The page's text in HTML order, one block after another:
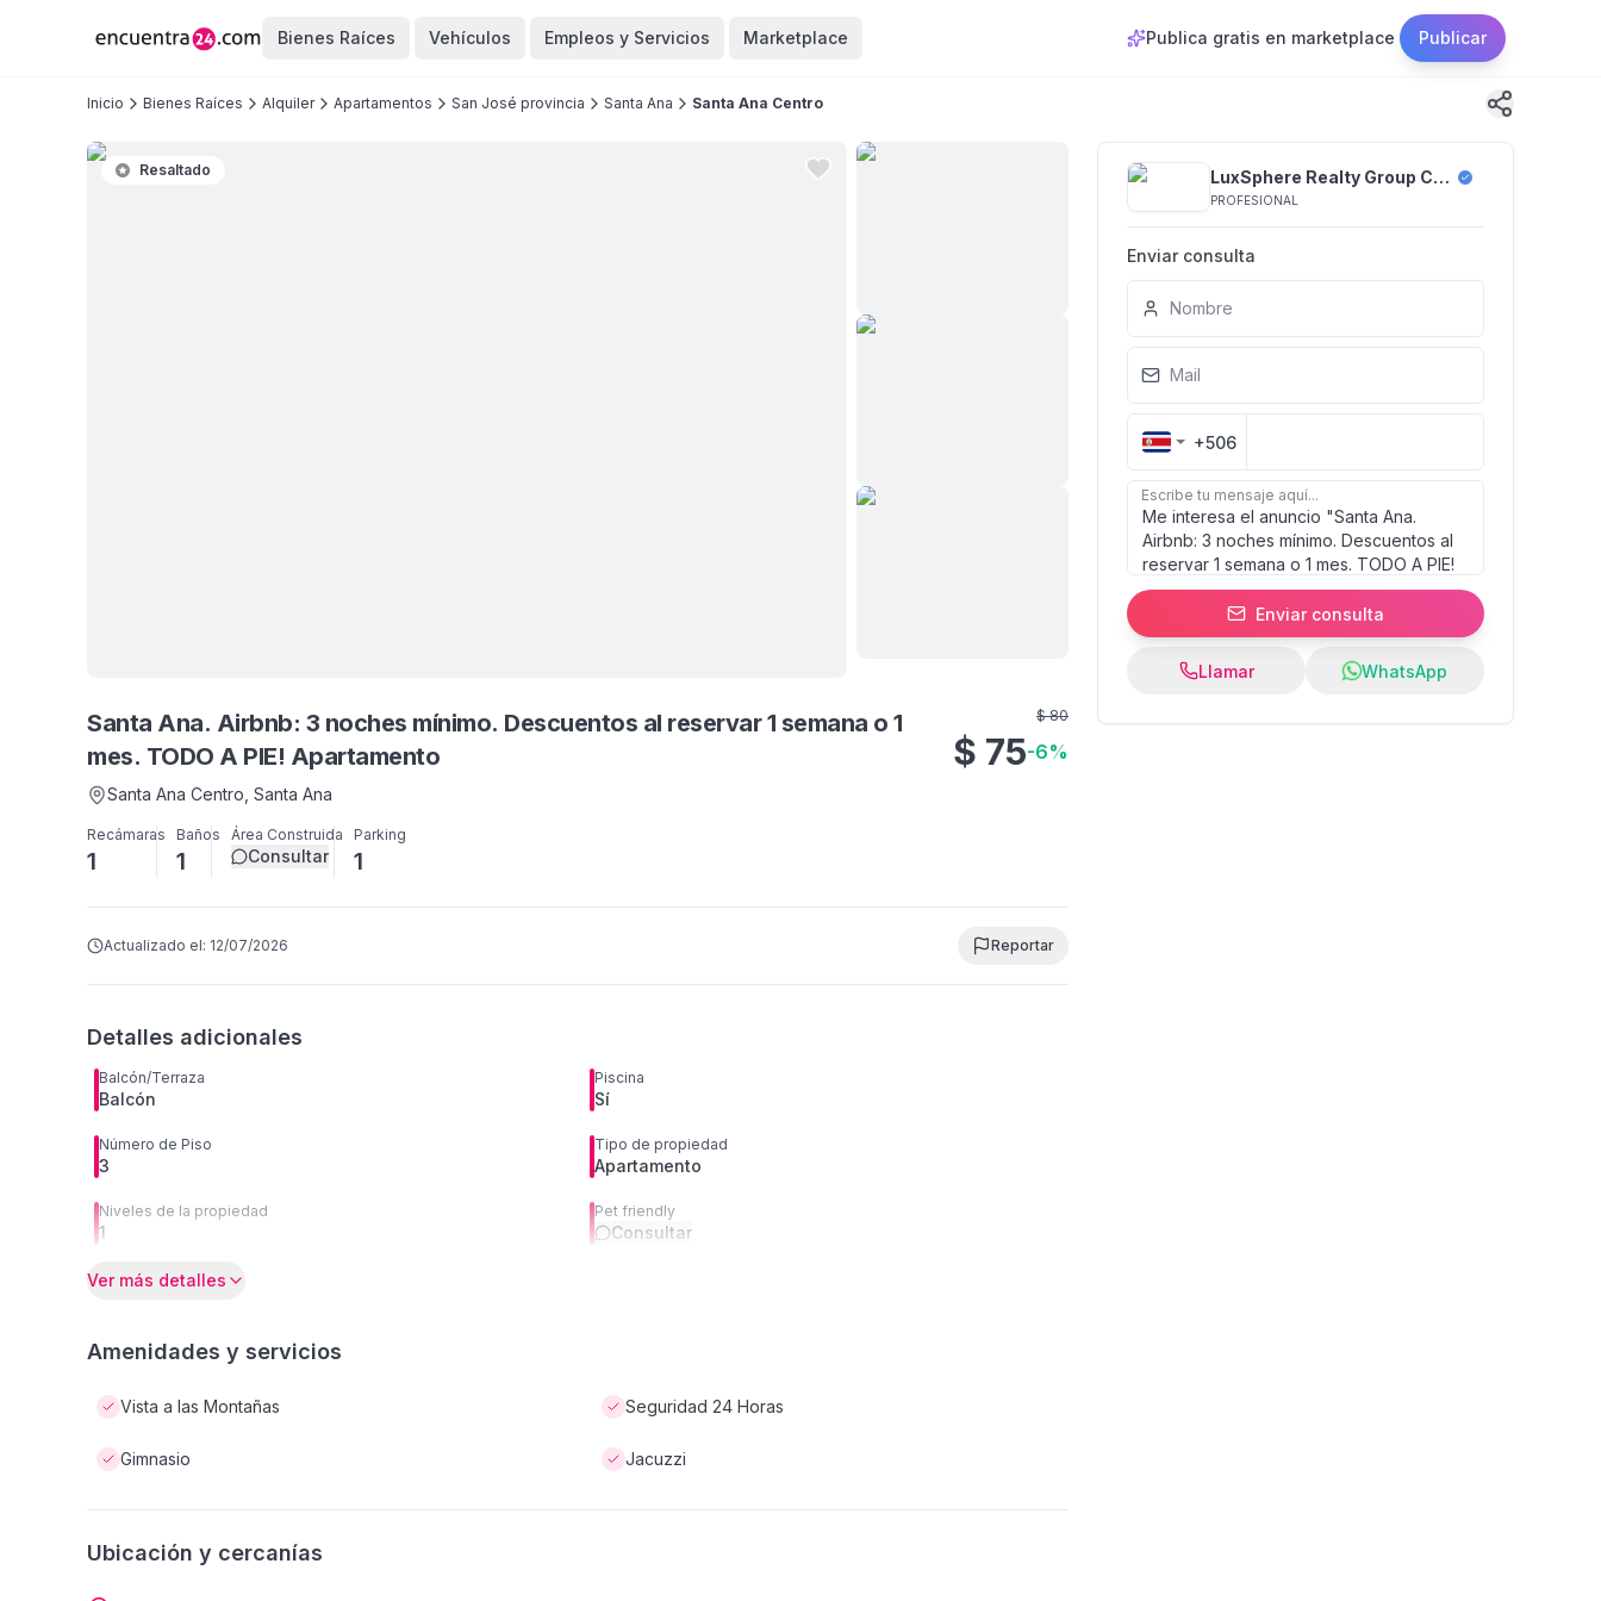
Bienes Raíces Vehículos Empleos y Servicios Marketplace Publica gratis en marketplace Publicar
Inicio Bienes Raíces Alquiler Apartamentos San José provincia Santa Ana Santa Ana Centro
Resaltado
Santa Ana. Airbnb: 3 noches mínimo. Descuentos al reservar 1 semana o 1
mes. TODO A PIE! Apartamento
Santa Ana Centro , Santa Ana
Recámaras
1
Baños
1
Área Construida
Consultar
Parking
1
$ 80
$ 75-6%
Actualizado el: 12/07/2026 Reportar
Detalles adicionales
Balcón/Terraza
Balcón
Piscina
Sí
Número de Piso
3
Tipo de propiedad
Apartamento
Niveles de la propiedad
1
Pet friendly
Consultar
Ver más detalles
Amenidades y servicios
Vista a las Montañas Seguridad 24 Horas
Gimnasio Jacuzzi
Ubicación y cercanías
LuxSphere Realty Group Costa Rica
PROFESIONAL
Enviar consulta
Nombre
Mail
+506
Escribe tu mensaje aquí...
Enviar consulta
Llamar WhatsApp